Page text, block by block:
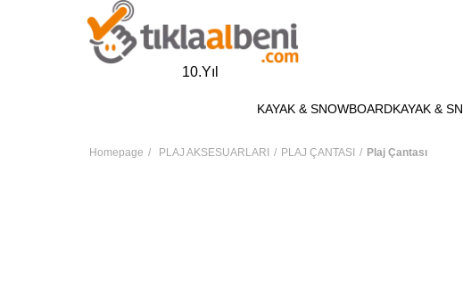
10.Yıl
KAYAK & SNOWBOARDKAYAK &
Homepage PLAJ AKSESUARLARI PLAJ ÇANTASI Plaj Çantası